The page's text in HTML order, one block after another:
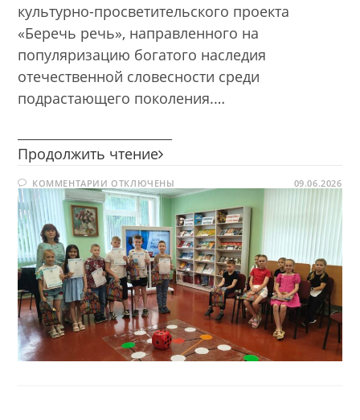
культурно-просветительского проекта
«Беречь речь», направленного на
популяризацию богатого наследия
отечественной словесности среди
подрастающего поколения.…
Продолжить чтение Быть
–
быть
успешным
КОММЕНТАРИИ К
ЗАПИСИ
БЫТЬ
ГРАМОТНЫМ
–
БЫТЬ
УСПЕШНЫМ
ОТКЛЮЧЕНЫ 09.06.2026